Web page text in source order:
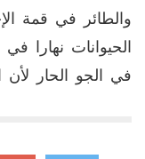
والطائر في قمة
الحيوانات نهارا
في الجو الحار